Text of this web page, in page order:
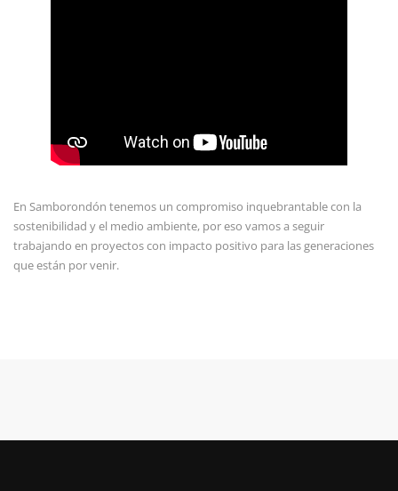
En Samborondón tenemos un compromiso inquebrantable con la
sostenibilidad y el medio ambiente, por eso vamos a seguir
trabajando en proyectos con impacto positivo para las generaciones
que están por venir.